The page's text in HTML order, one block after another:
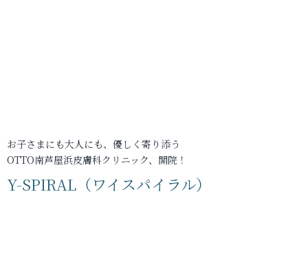
お子さまにも大人にも、優しく寄り添う
OTTO南芦屋浜皮膚科クリニック、開院！
Y-SPIRAL（ワイスパイラル）